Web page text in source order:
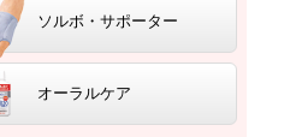
ソルボ・サポーター
オーラルケア